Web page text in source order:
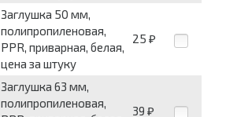
Заглушка 50 мм,
полипропиленовая,
PPR, приварная, белая,
цена за штуку
25 ₽
Заглушка 63 мм,
полипропиленовая,
39 ₽